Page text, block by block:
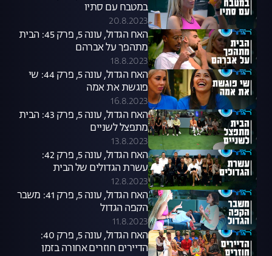
במטבח עם סתיו
20.8.2023
האח הגדול, עונה 5, פרק 45: הבית
מתהפך על אברהם
18.8.2023
האח הגדול, עונה 5, פרק 44: שי
פוגשת את אמה
16.8.2023
האח הגדול, עונה 5, פרק 43: הבית
מתפצל לשניים
13.8.2023
האח הגדול, עונה 5, פרק 42:
עשרת הגדולים של הבית
12.8.2023
האח הגדול, עונה 5, פרק 41: משבר
הקפה הגדול
11.8.2023
האח הגדול, עונה 5, פרק 40:
הדיירים חוזרים אחורה בזמן